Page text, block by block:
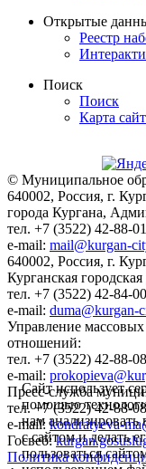
Открытые
Реестр
Поиск
Поиск
Карта
© Муниципальное
640002, Россия, г.
города Кургана,
тел. +7 (3522) 42-88-
e-mail: mail@kurgan-
640002, Россия, г.
Курганская
тел. +7 (3522) 42-84-00
e-mail: duma@kurgan-
Управление
отношений:
тел. +7 (3522) 42-88-
e-mail:
Пресс-служба
тел. +7 (3522) 42-88-
e-mail:kondratyeva-
Госвеб:
Политика
Сайт использует
помощью
нам анализировать
с сайтом и делать
пользоваться